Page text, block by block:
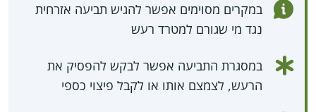
במקרים מסוימים אפשר להגיש תביעה אזרחית
נגד מי שגורם למטרד רעש
במסגרת התביעה אפשר לבקש להפסיק את
הרעש, לצמצם אותו או לקבל פיצוי כספי